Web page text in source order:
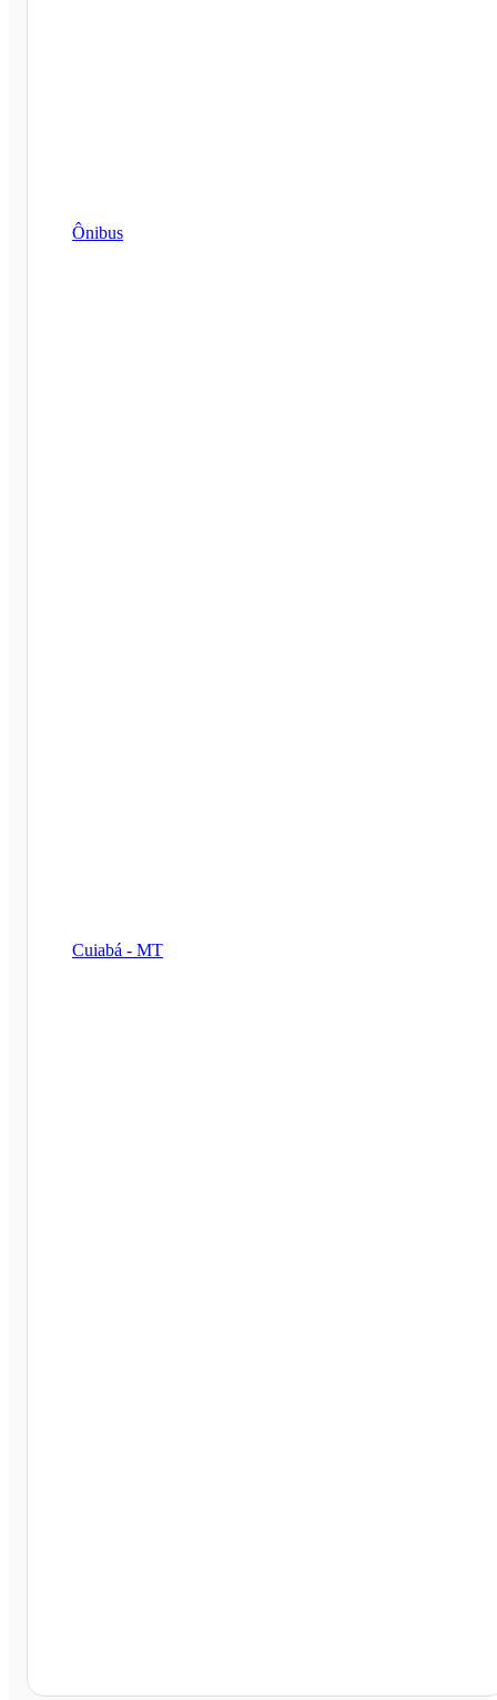
Ônibus
Cuiabá - MT